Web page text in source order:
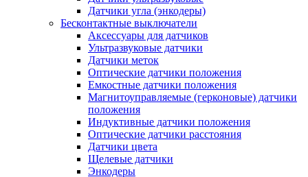
Датчики угла (энкодеры)
Бесконтактные выключатели
Аксессуары для датчиков
Ультразвуковые датчики
Датчики меток
Оптические датчики положения
Емкостные датчики положения
Магнитоуправляемые (герконовые) датчики
положения
Индуктивные датчики положения
Оптические датчики расстояния
Датчики цвета
Щелевые датчики
Энкодеры